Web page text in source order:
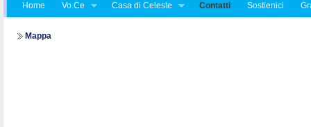
Home Vo.Ce Casa di Celeste Contatti Sostienici
Mappa